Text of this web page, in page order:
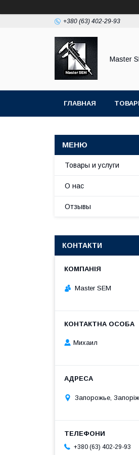
+380 (63) 402-29-93
Master
ГЛАВНАЯ
Товары и услуги
О нас
Отзывы
КОНТАКТИ
Master SEM
Михаил
Запорожье,
+380 (63) 402-29-93